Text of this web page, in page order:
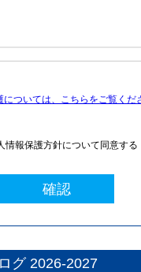
については、こちらをご覧くだ
情報保護方針について同意する
確認
グ 2026-2027